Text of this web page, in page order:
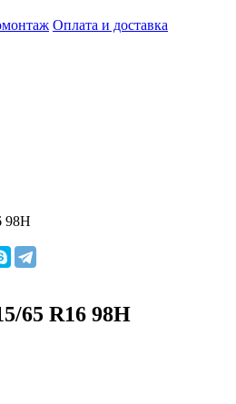
Оплата и доставка
98H
65 R16 98H